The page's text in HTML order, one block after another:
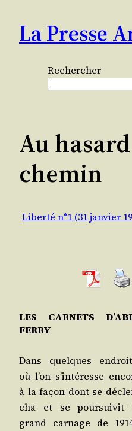
contenu
La Presse
Rechercher
Au
chemin
Liberté n°1 (31 janvier
LES CARNETS
FERRY
Dans quelques
où l’on s’intéresse
à la façon dont se
cha et se pour­sui­vit
grand car­nage de